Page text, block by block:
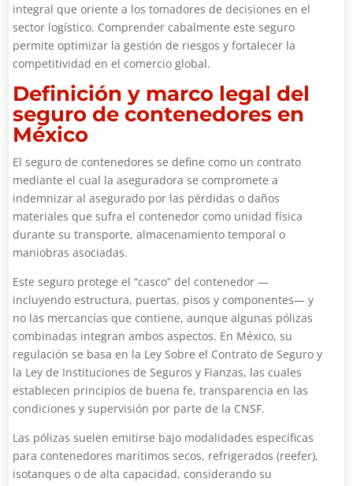
integral que oriente a los tomadores de decisiones en el
sector logístico. Comprender cabalmente este seguro
permite optimizar la gestión de riesgos y fortalecer la
competitividad en el comercio global.
Definición y marco legal del
seguro de contenedores en
México
El seguro de contenedores se define como un contrato
mediante el cual la aseguradora se compromete a
indemnizar al asegurado por las pérdidas o daños
materiales que sufra el contenedor como unidad física
durante su transporte, almacenamiento temporal o
maniobras asociadas.
Este seguro protege el “casco” del contenedor —
incluyendo estructura, puertas, pisos y componentes— y
no las mercancías que contiene, aunque algunas pólizas
combinadas integran ambos aspectos. En México, su
regulación se basa en la Ley Sobre el Contrato de Seguro y
la Ley de Instituciones de Seguros y Fianzas, las cuales
establecen principios de buena fe, transparencia en las
condiciones y supervisión por parte de la CNSF.
Las pólizas suelen emitirse bajo modalidades específicas
para contenedores marítimos secos, refrigerados (reefer),
isotanques o de alta capacidad, considerando su